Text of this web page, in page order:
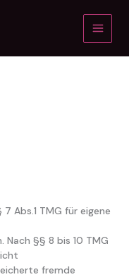
Abs.1 TMG für eigene
§§ 8 bis 10 TMG
fremde